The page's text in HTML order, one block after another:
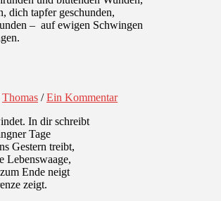
dich tapfer geschunden,
– auf ewigen Schwingen
Thomas /Ein Kommentar
In dir schreibt
Tage
Gestern treibt,
Lebenswaage,
Ende neigt
zeigt.